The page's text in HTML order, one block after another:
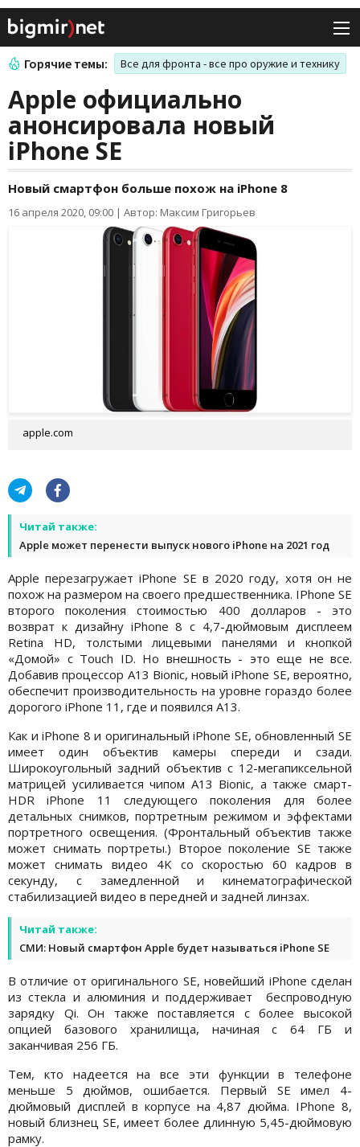
Горячие темы: Все для фронта - все про оружие и технику
Apple официально
анонсировала новый
iPhone SE
Новый смартфон больше похож на iPhone 8
16 апреля 2020, 09:00 | Автор: Максим Григорьев
apple.com
Читай также:
Apple может перенести выпуск нового iPhone на 2021 год
Apple перезагружает iPhone SE в 2020 году, хотя он не
похож на размером на своего предшественника. IPhone SE
второго поколения стоимостью 400 долларов - это
возврат к дизайну iPhone 8 с 4,7-дюймовым дисплеем
Retina HD, толстыми лицевыми панелями и кнопкой
«Домой» с Touch ID. Но внешность - это еще не все.
Добавив процессор A13 Bionic, новый iPhone SE, вероятно,
обеспечит производительность на уровне гораздо более
дорогого iPhone 11, где и появился A13.
Как и iPhone 8 и оригинальный iPhone SE, обновленный SE
имеет один объектив камеры спереди и сзади.
Широкоугольный задний объектив с 12-мегапиксельной
матрицей усиливается чипом A13 Bionic, а также смарт-
HDR iPhone 11 следующего поколения для более
детальных снимков, портретным режимом и эффектами
портретного освещения. (Фронтальный объектив также
может снимать портреты.) Второе поколение SE также
может снимать видео 4K со скоростью 60 кадров в
секунду, с замедленной и кинематографической
стабилизацией видео в передней и задней линзах.
Читай также:
СМИ: Новый смартфон Apple будет называться iPhone SE
В отличие от оригинального SE, новейший iPhone сделан
из стекла и алюминия и поддерживает беспроводную
зарядку Qi. Он также поставляется с более высокой
опцией базового хранилища, начиная с 64 ГБ и
заканчивая 256 ГБ.
Тем, кто надеется на все эти функции в телефоне
меньше 5 дюймов, ошибается. Первый SE имел 4-
дюймовый дисплей в корпусе на 4,87 дюйма. IPhone 8,
новый близнец SE, имеет более длинную 5,45-дюймовую
рамку.